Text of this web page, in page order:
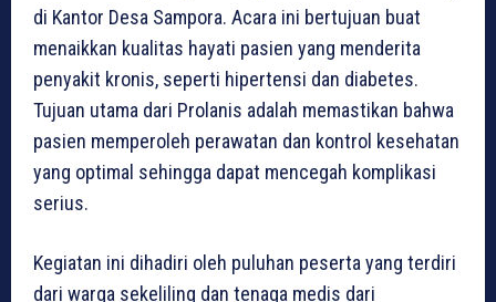
di Kantor Desa Sampora. Acara ini bertujuan buat
menaikkan kualitas hayati pasien yang menderita
penyakit kronis, seperti hipertensi dan diabetes.
Tujuan utama dari Prolanis adalah memastikan bahwa
pasien memperoleh perawatan dan kontrol kesehatan
yang optimal sehingga dapat mencegah komplikasi
serius.
Kegiatan ini dihadiri oleh puluhan peserta yang terdiri
dari warga sekeliling dan tenaga medis dari